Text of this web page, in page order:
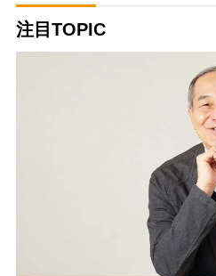
注目TOPIC